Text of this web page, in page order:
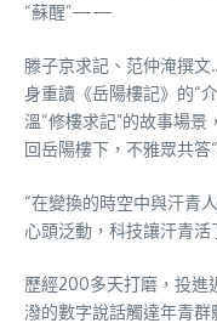
“蘇醒”——
滕子京求記、范仲淹撰
身重讀《岳陽樓記》的“
溫“修樓求記”的故事場景
回岳陽樓下，不雅眾共
“在變換的時空中與汗青
心頭泛動，科技讓汗青活
歷經200多天打磨，投進
潑的數字說話觸達年青群